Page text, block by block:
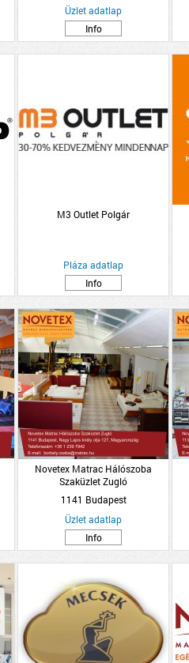
Üzlet adatlap
Info
M3 Outlet Polgár
Pláza adatlap
Info
Novetex Matrac Hálószoba
Szaküzlet Zugló
1141 Budapest
Üzlet adatlap
Info